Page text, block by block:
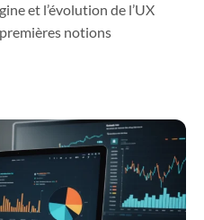
et l’évolution de l’UX
notions